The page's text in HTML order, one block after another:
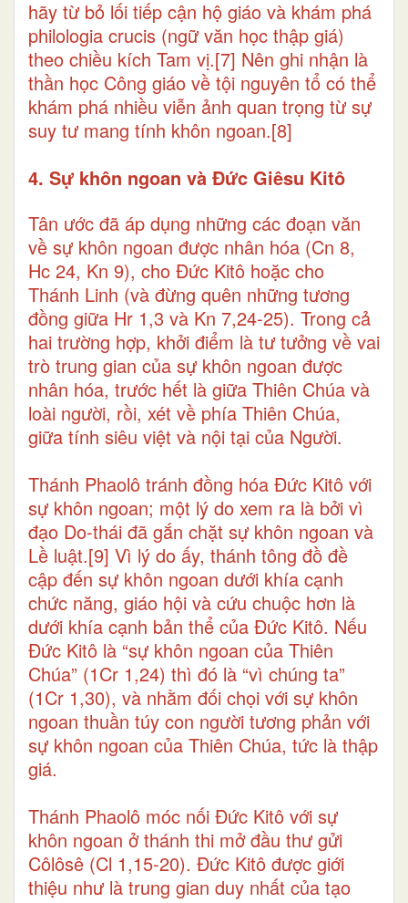
hãy từ bỏ lối tiếp cận hộ giáo và khám phá
philologia crucis (ngữ văn học thập giá)
theo chiều kích Tam vị.[7] Nên ghi nhận là
thần học Công giáo về tội nguyên tổ có thể
khám phá nhiều viễn ảnh quan trọng từ sự
suy tư mang tính khôn ngoan.[8]
4. Sự khôn ngoan và Đức Giêsu Kitô
Tân ước đã áp dụng những các đoạn văn
về sự khôn ngoan được nhân hóa (Cn 8,
Hc 24, Kn 9), cho Đức Kitô hoặc cho
Thánh Linh (và đừng quên những tương
đồng giữa Hr 1,3 và Kn 7,24-25). Trong cả
hai trường hợp, khởi điểm là tư tưởng về vai
trò trung gian của sự khôn ngoan được
nhân hóa, trước hết là giữa Thiên Chúa và
loài người, rồi, xét về phía Thiên Chúa,
giữa tính siêu việt và nội tại của Người.
Thánh Phaolô tránh đồng hóa Đức Kitô với
sự khôn ngoan; một lý do xem ra là bởi vì
đạo Do-thái đã gắn chặt sự khôn ngoan và
Lề luật.[9] Vì lý do ấy, thánh tông đồ đề
cập đến sự khôn ngoan dưới khía cạnh
chức năng, giáo hội và cứu chuộc hơn là
dưới khía cạnh bản thể của Đức Kitô. Nếu
Đức Kitô là “sự khôn ngoan của Thiên
Chúa” (1Cr 1,24) thì đó là “vì chúng ta”
(1Cr 1,30), và nhằm đối chọi với sự khôn
ngoan thuần túy con người tương phản với
sự khôn ngoan của Thiên Chúa, tức là thập
giá.
Thánh Phaolô móc nối Đức Kitô với sự
khôn ngoan ở thánh thi mở đầu thư gửi
Côlôsê (Cl 1,15-20). Đức Kitô được giới
thiệu như là trung gian duy nhất của tạo